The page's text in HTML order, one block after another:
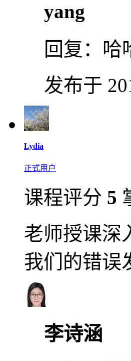
yang
回复： 哈
发布于
Lydia
正式用户
课程评分 5
老师授课深
我们的错误
李诗涵